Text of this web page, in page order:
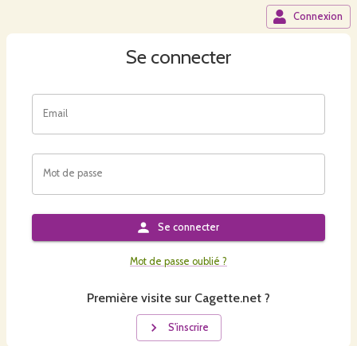
Connexion
Se connecter
Email
Mot de passe
Se connecter
Mot de passe oublié ?
Première visite sur Cagette.net ?
S'inscrire